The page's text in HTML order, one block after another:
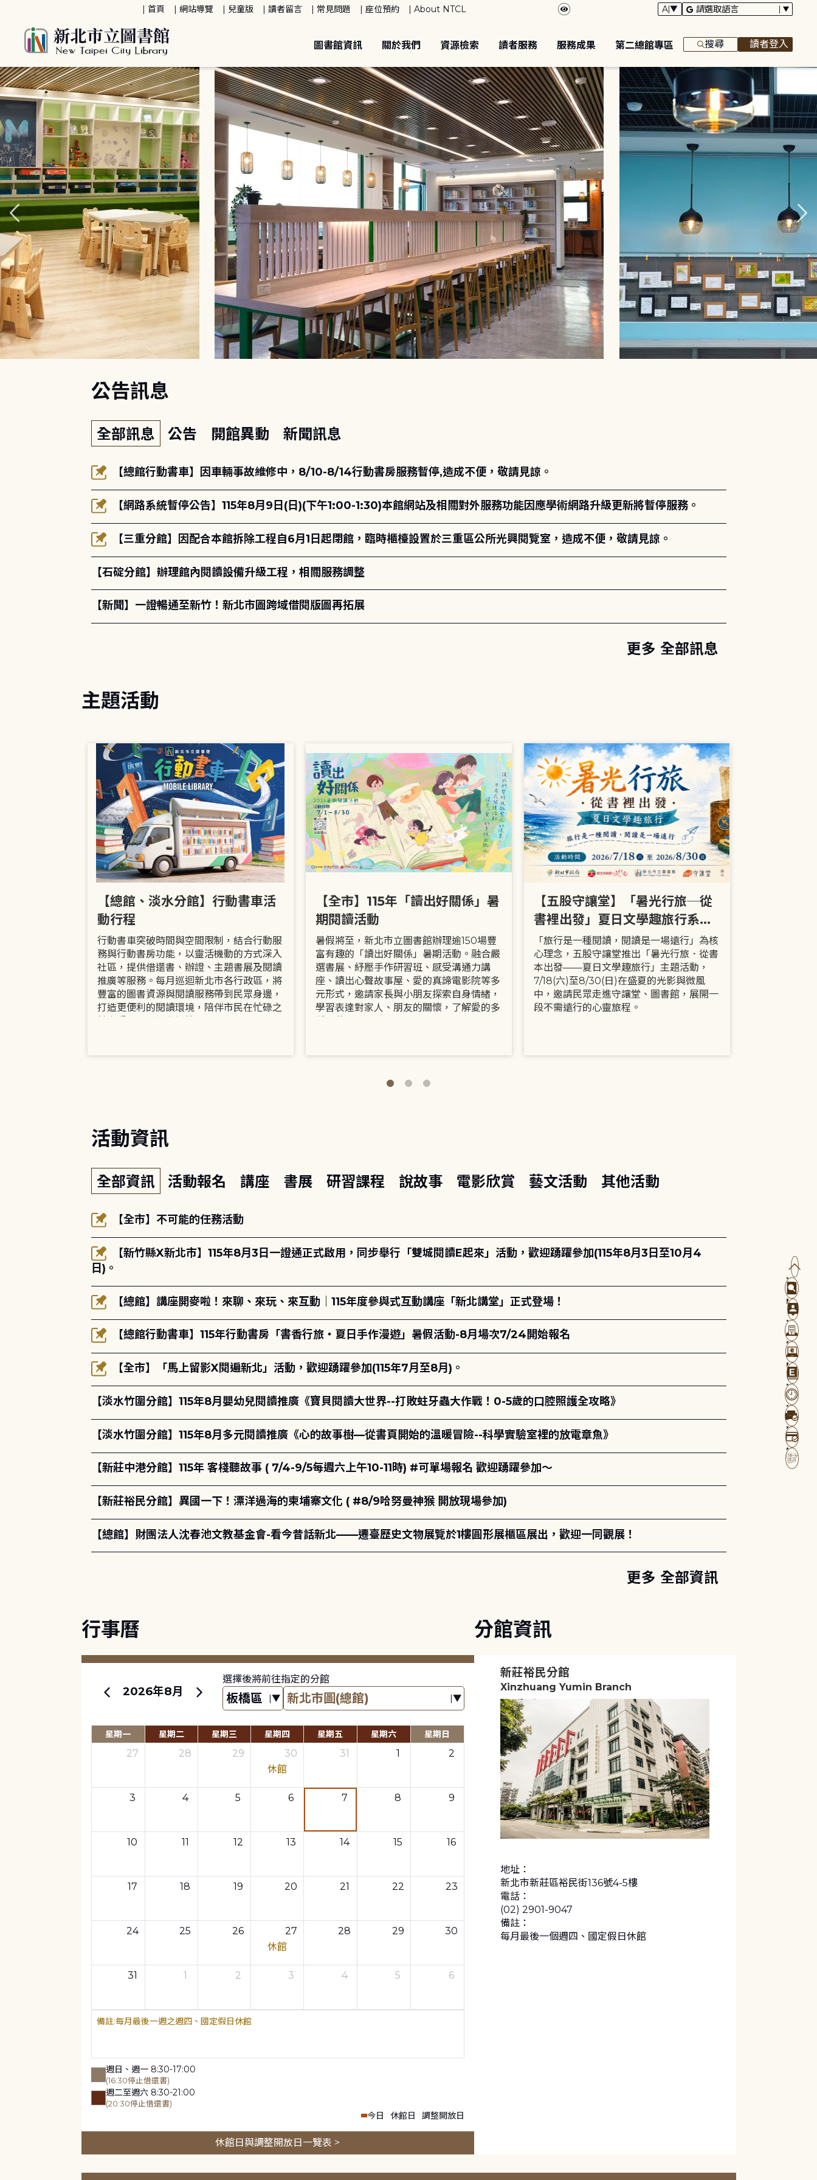
首頁 網站導覽 兒童版 讀者留言 常見問題 座位預約 About NTCL
圖書館資訊 關於我們 資源檢索 讀者服務 服務成果 第二總館專區 搜尋 讀者登入
公告訊息
全部訊息 公告 開館異動 新聞訊息
【總館行動書車】因車輛事故維修中，8/10-8/14行動書房服務暫停,造成不便，敬請見諒。
【網路系統暫停公告】115年8月9日(日)(下午1:00-1:30)本館網站及相關對外服務功能因應學術網路升級更新將暫停服務。
【三重分館】因配合本館拆除工程自6月1日起閉館，臨時櫃檯設置於三重區公所光興閱覽室，造成不便，敬請見諒。
【石碇分館】辦理館內閱讀設備升級工程，相關服務調整
【新聞】一證暢通至新竹！新北市圖跨域借閱版圖再拓展
更多 全部訊息
主題活動
【總館、淡水分館】行動書車活
動行程
行動書車突破時間與空間限制，結合行動服
務與行動書房功能，以靈活機動的方式深入
社區，提供借還書、辦證、主題書展及閱讀
推廣等服務。每月巡迴新北市各行政區，將
豐富的圖書資源與閱讀服務帶到民眾身邊，
打造更便利的閱讀環境，陪伴市民在忙碌之
【全市】115年「讀出好關係」暑
期閱讀活動
暑假將至，新北市立圖書館辦理逾150場豐
富有趣的「讀出好關係」暑期活動。融合嚴
選書展、紓壓手作研習班、感受溝通力講
座、讀出心聲故事屋、愛的真諦電影院等多
元形式，邀請家長與小朋友探索自身情緒，
學習表達對家人、朋友的關懷，了解愛的多
【五股守讓堂】「暑光行旅─從
書裡出發」夏日文學趣旅行系列
活動
「旅行是一種閱讀，閱讀是一場遠行」為核
心理念，五股守讓堂推出「暑光行旅．從書
本出發——夏日文學趣旅行」主題活動，
7/18(六)至8/30(日)在盛夏的光影與微風
中，邀請民眾走進守讓堂、圖書館，展開一
段不需遠行的心靈旅程。
活動資訊
全部資訊 活動報名 講座 書展 研習課程 說故事 電影欣賞 藝文活動 其他活動
【全市】不可能的任務活動
【新竹縣X新北市】115年8月3日一證通正式啟用，同步舉行「雙城閱讀E起來」活動，歡迎踴躍參加(115年8月3日至10月4
日)。
【總館】講座開麥啦！來聊、來玩、來互動｜115年度參與式互動講座「新北講堂」正式登場！
【總館行動書車】115年行動書房「書香行旅・夏日手作漫遊」暑假活動-8月場次7/24開始報名
【全市】「馬上留影X閱遍新北」活動，歡迎踴躍參加(115年7月至8月)。
【淡水竹圍分館】115年8月嬰幼兒閱讀推廣《寶貝閱讀大世界--打敗蛀牙蟲大作戰！0-5歲的口腔照護全攻略》
【淡水竹圍分館】115年8月多元閱讀推廣《心的故事樹—從書頁開始的溫暖冒險--科學實驗室裡的放電章魚》
【新莊中港分館】115年 客棧聽故事 ( 7/4-9/5每週六上午10-11時) #可單場報名 歡迎踴躍參加～
【新莊裕民分館】異國一下！漂洋過海的柬埔寨文化 ( #8/9哈努曼神猴 開放現場參加)
【總館】財團法人沈春池文教基金會-看今昔話新北——遷臺歷史文物展覽於1樓圓形展櫃區展出，歡迎一同觀展！
更多 全部資訊
行事曆
2026年8月
選擇後將前往指定的分館
星期一 星期二 星期三 星期四 星期五 星期六 星期日
27 28 29
30
休館
31 1 2
3 4 5 6 7 8 9
10 11 12 13 14 15 16
17 18 19 20 21 22 23
24 25 26
27
休館
28 29 30
31 1 2 3 4 5 6
每月最後一週之週四、國定假日休館
週日、週一 8:30-17:00
(16:30停止借還書)
週二至週六 8:30-21:00
(20:30停止借還書)
今日 休館日 調整開放日
休館日與調整開放日一覽表 >
分館資訊
新莊裕民分館
Xinzhuang Yumin Branch
地址：
新北市新莊區裕民街136號4-5樓
電話：
(02) 2901-9047
備註：
每月最後一個週四、國定假日休館